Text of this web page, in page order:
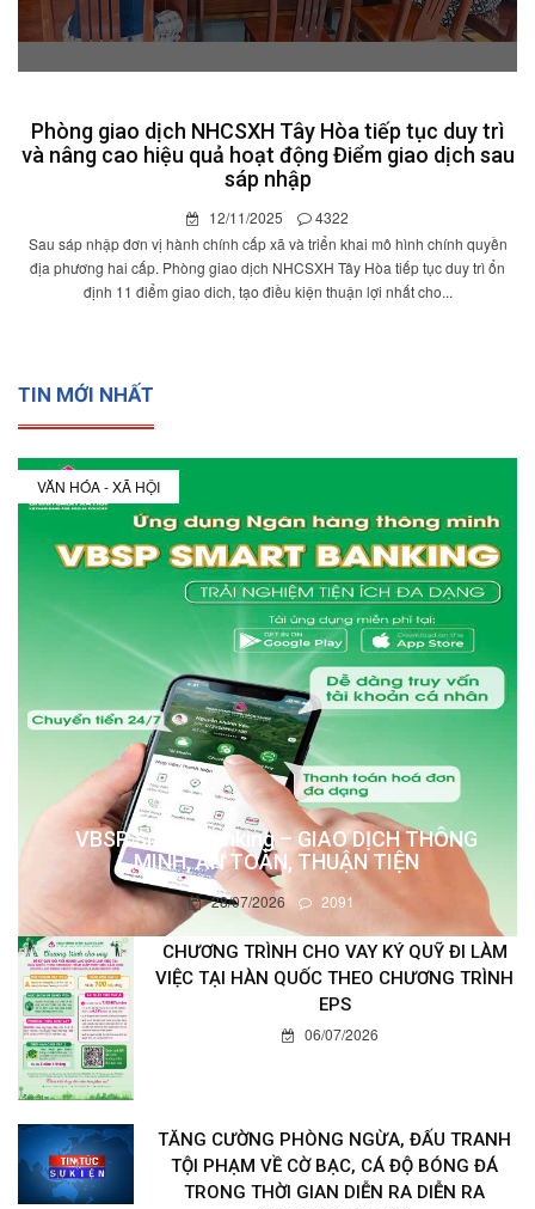
Phòng giao dịch NHCSXH Tây Hòa tiếp tục duy trì
và nâng cao hiệu quả hoạt động Điểm giao dịch sau
sáp nhập
12/11/2025
4322
Sau sáp nhập đơn vị hành chính cấp xã và triển khai mô hình chính quyền
địa phương hai cấp. Phòng giao dịch NHCSXH Tây Hòa tiếp tục duy trì ổn
định 11 điểm giao dich, tạo điều kiện thuận lợi nhất cho...
TIN MỚI NHẤT
VĂN HÓA - XÃ HỘI
VBSP Smart Banking – GIAO DỊCH THÔNG
MINH, AN TOÀN, THUẬN TIỆN
28/07/2026 2091
CHƯƠNG TRÌNH CHO VAY KÝ QUỸ ĐI LÀM
VIỆC TẠI HÀN QUỐC THEO CHƯƠNG TRÌNH
EPS
06/07/2026
TĂNG CƯỜNG PHÒNG NGỪA, ĐẤU TRANH
TỘI PHẠM VỀ CỜ BẠC, CÁ ĐỘ BÓNG ĐÁ
TRONG THỜI GIAN DIỄN RA DIỄN RA